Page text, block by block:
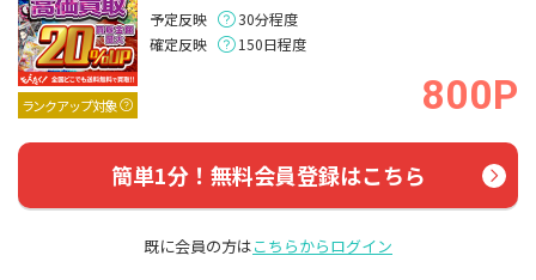
ランクアップ対象
予定反映
30分程度
確定反映
150日程度
800P
簡単1分！無料会員登録はこちら
既に会員の方はこちらからログイン